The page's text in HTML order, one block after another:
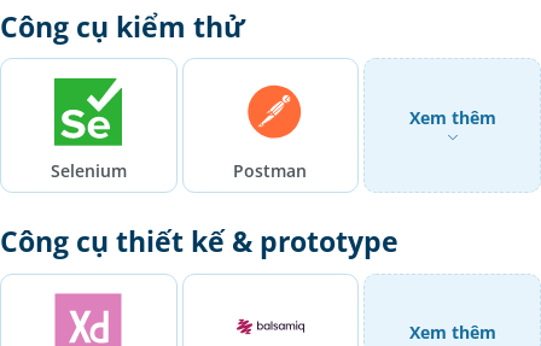
Công cụ kiểm thử
Selenium Postman
Xem thêm
Công cụ thiết kế & prototype
Xem thêm